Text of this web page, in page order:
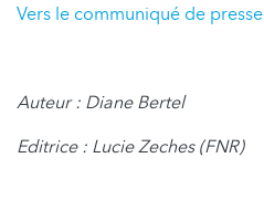
Vers le communiqué de presse
Auteur : Diane Bertel
Editrice : Lucie Zeches (FNR)